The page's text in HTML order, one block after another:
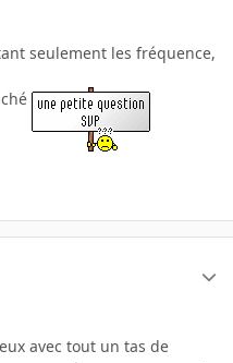
seulement les fréquence,
avec tout un tas de